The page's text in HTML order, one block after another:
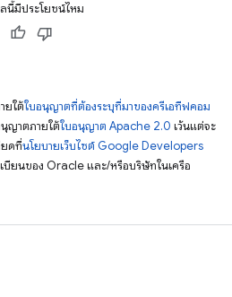
นี้มีประโยชน์ไหม
ยใต้ใบอนุญาตที่ต้องระบุที่มาของครีเอทีฟคอม
ญาตภายใต้ใบอนุญาต Apache 2.0 เว้นแต่จะ
ยดที่นโยบายเว็บไซต์ Google Developers
บียนของ Oracle และ/หรือบริษัทในเครือ